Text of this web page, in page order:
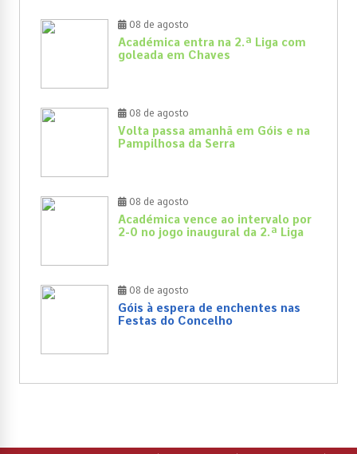
08 de agosto
Académica entra na 2.ª Liga com
goleada em Chaves
08 de agosto
Volta passa amanhã em Góis e na
Pampilhosa da Serra
08 de agosto
Académica vence ao intervalo por
2-0 no jogo inaugural da 2.ª Liga
08 de agosto
Góis à espera de enchentes nas
Festas do Concelho